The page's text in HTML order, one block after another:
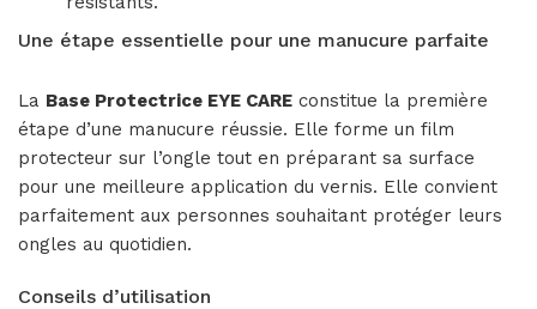
Une étape essentielle pour une manucure parfaite
La Base Protectrice EYE CARE constitue la première
étape d’une manucure réussie. Elle forme un film
protecteur sur l’ongle tout en préparant sa surface
pour une meilleure application du vernis. Elle convient
parfaitement aux personnes souhaitant protéger leurs
ongles au quotidien.
Conseils d’utilisation